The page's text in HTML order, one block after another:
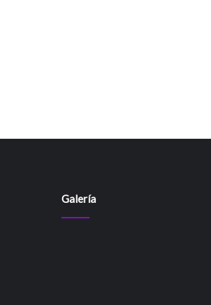
Galería